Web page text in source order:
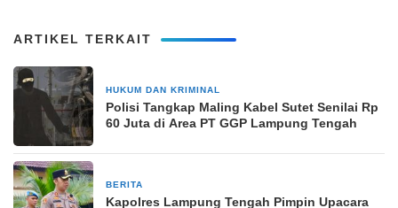
ARTIKEL TERKAIT
HUKUM DAN KRIMINAL
Polisi Tangkap Maling Kabel Sutet Senilai Rp
60 Juta di Area PT GGP Lampung Tengah
BERITA
Kapolres Lampung Tengah Pimpin Upacara